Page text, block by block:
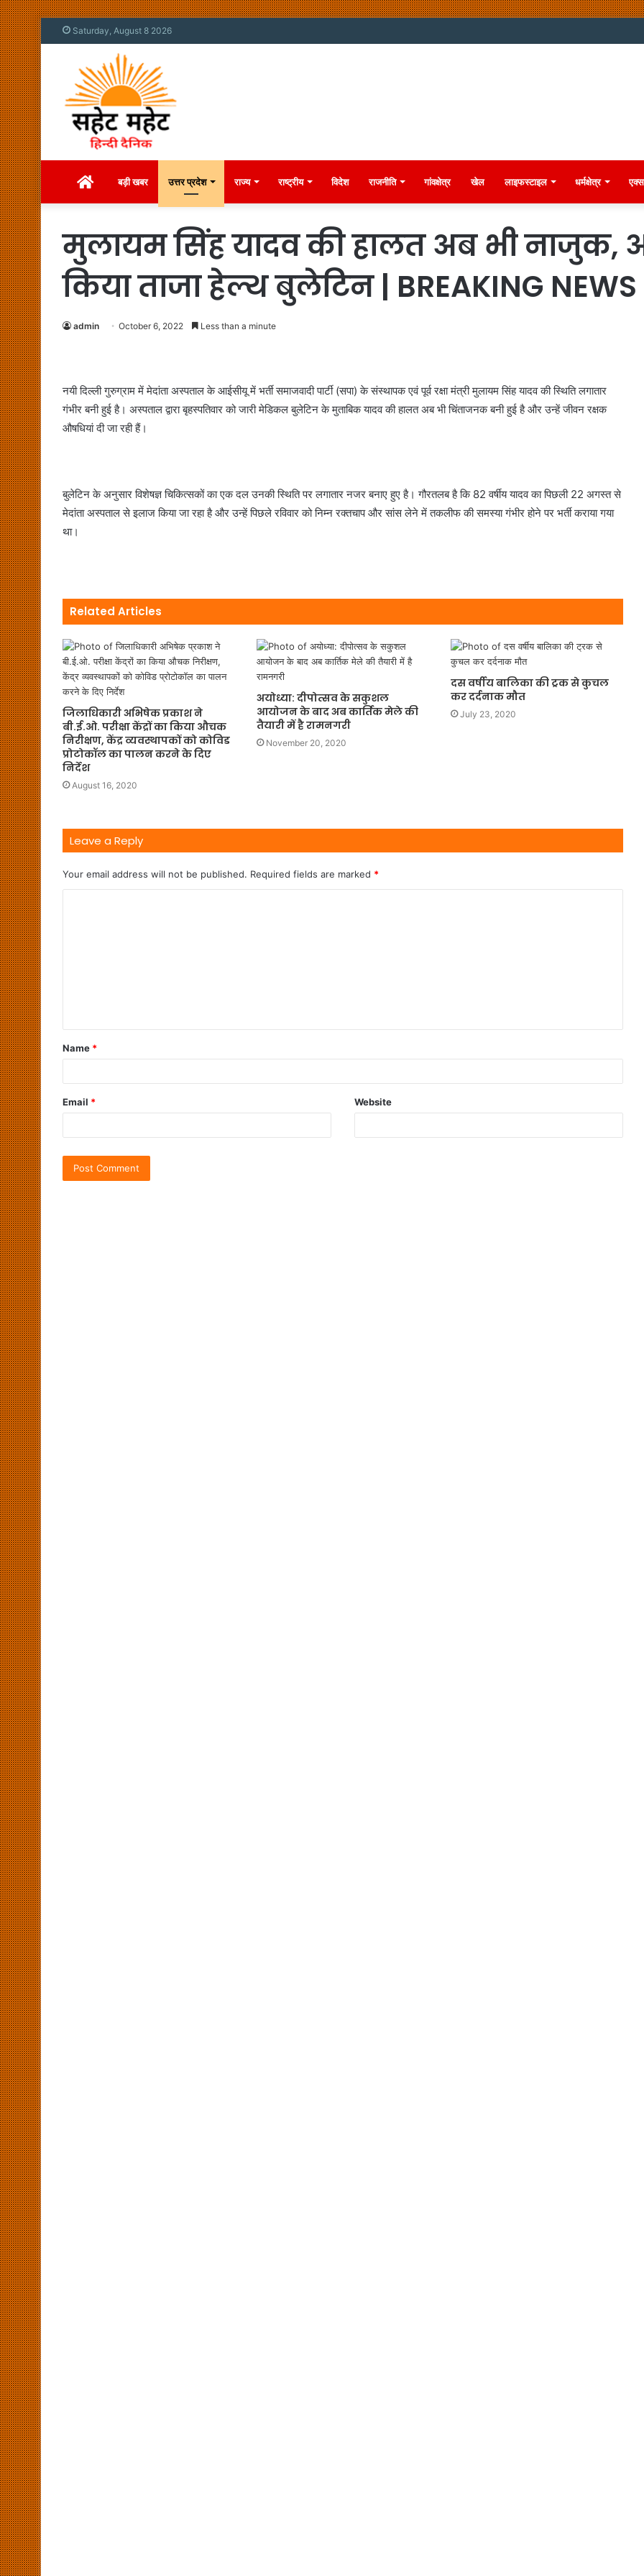
Saturday, August 8 2026
Homeबड़ी खबर उत्तर प्रदेश राज्य राष्ट्रीय विदेश राजनीति गांवक्षेत्र खेल लाइफस्टाइल धर्मक्षेत्र
मुलायम सिंह यादव की हालत अब भी नाजुक,
किया ताजा हेल्थ बुलेटिन | BREAKING NEWS
admin October 6, 2022 Less than a minute
नयी दिल्ली गुरुग्राम में मेदांता अस्पताल के आईसीयू में भर्ती समाजवादी पार्टी (सपा) के संस्थापक एवं पूर्व रक्षा मंत्री मुलायम सिंह यादव की स्थिति लगातार
गंभीर बनी हुई है। अस्पताल द्वारा बृहस्पतिवार को जारी मेडिकल बुलेटिन के मुताबिक यादव की हालत अब भी चिंताजनक बनी हुई है और उन्हें जीवन रक्षक
औषधियां दी जा रही हैं।
बुलेटिन के अनुसार विशेषज्ञ चिकित्सकों का एक दल उनकी स्थिति पर लगातार नजर बनाए हुए है। गौरतलब है कि 82 वर्षीय यादव का पिछली 22 अगस्त से
मेदांता अस्पताल से इलाज किया जा रहा है और उन्हें पिछले रविवार को निम्न रक्तचाप और सांस लेने में तकलीफ की समस्या गंभीर होने पर भर्ती कराया गया
था।
Related Articles
जिलाधिकारी अभिषेक प्रकाश ने
बी.ई.ओ. परीक्षा केंद्रों का किया औचक
निरीक्षण, केंद्र व्यवस्थापकों को कोविड
प्रोटोकॉल का पालन करने के दिए
निर्देश
August 16, 2020
अयोध्या: दीपोत्सव के सकुशल
आयोजन के बाद अब कार्तिक मेले की
तैयारी में है रामनगरी
November 20, 2020
दस वर्षीय बालिका की ट्रक से कुचल
कर दर्दनाक मौत
July 23, 2020
Leave a Reply
Your email address will not be published. Required fields are marked *
Name *
Email * Website